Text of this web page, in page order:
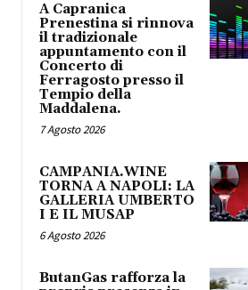
A Capranica
Prenestina si rinnova
il tradizionale
appuntamento con il
Concerto di
Ferragosto presso il
Tempio della
Maddalena.
7 Agosto 2026
CAMPANIA.WINE
TORNA A NAPOLI: LA
GALLERIA UMBERTO
I E IL MUSAP
6 Agosto 2026
ButanGas rafforza la